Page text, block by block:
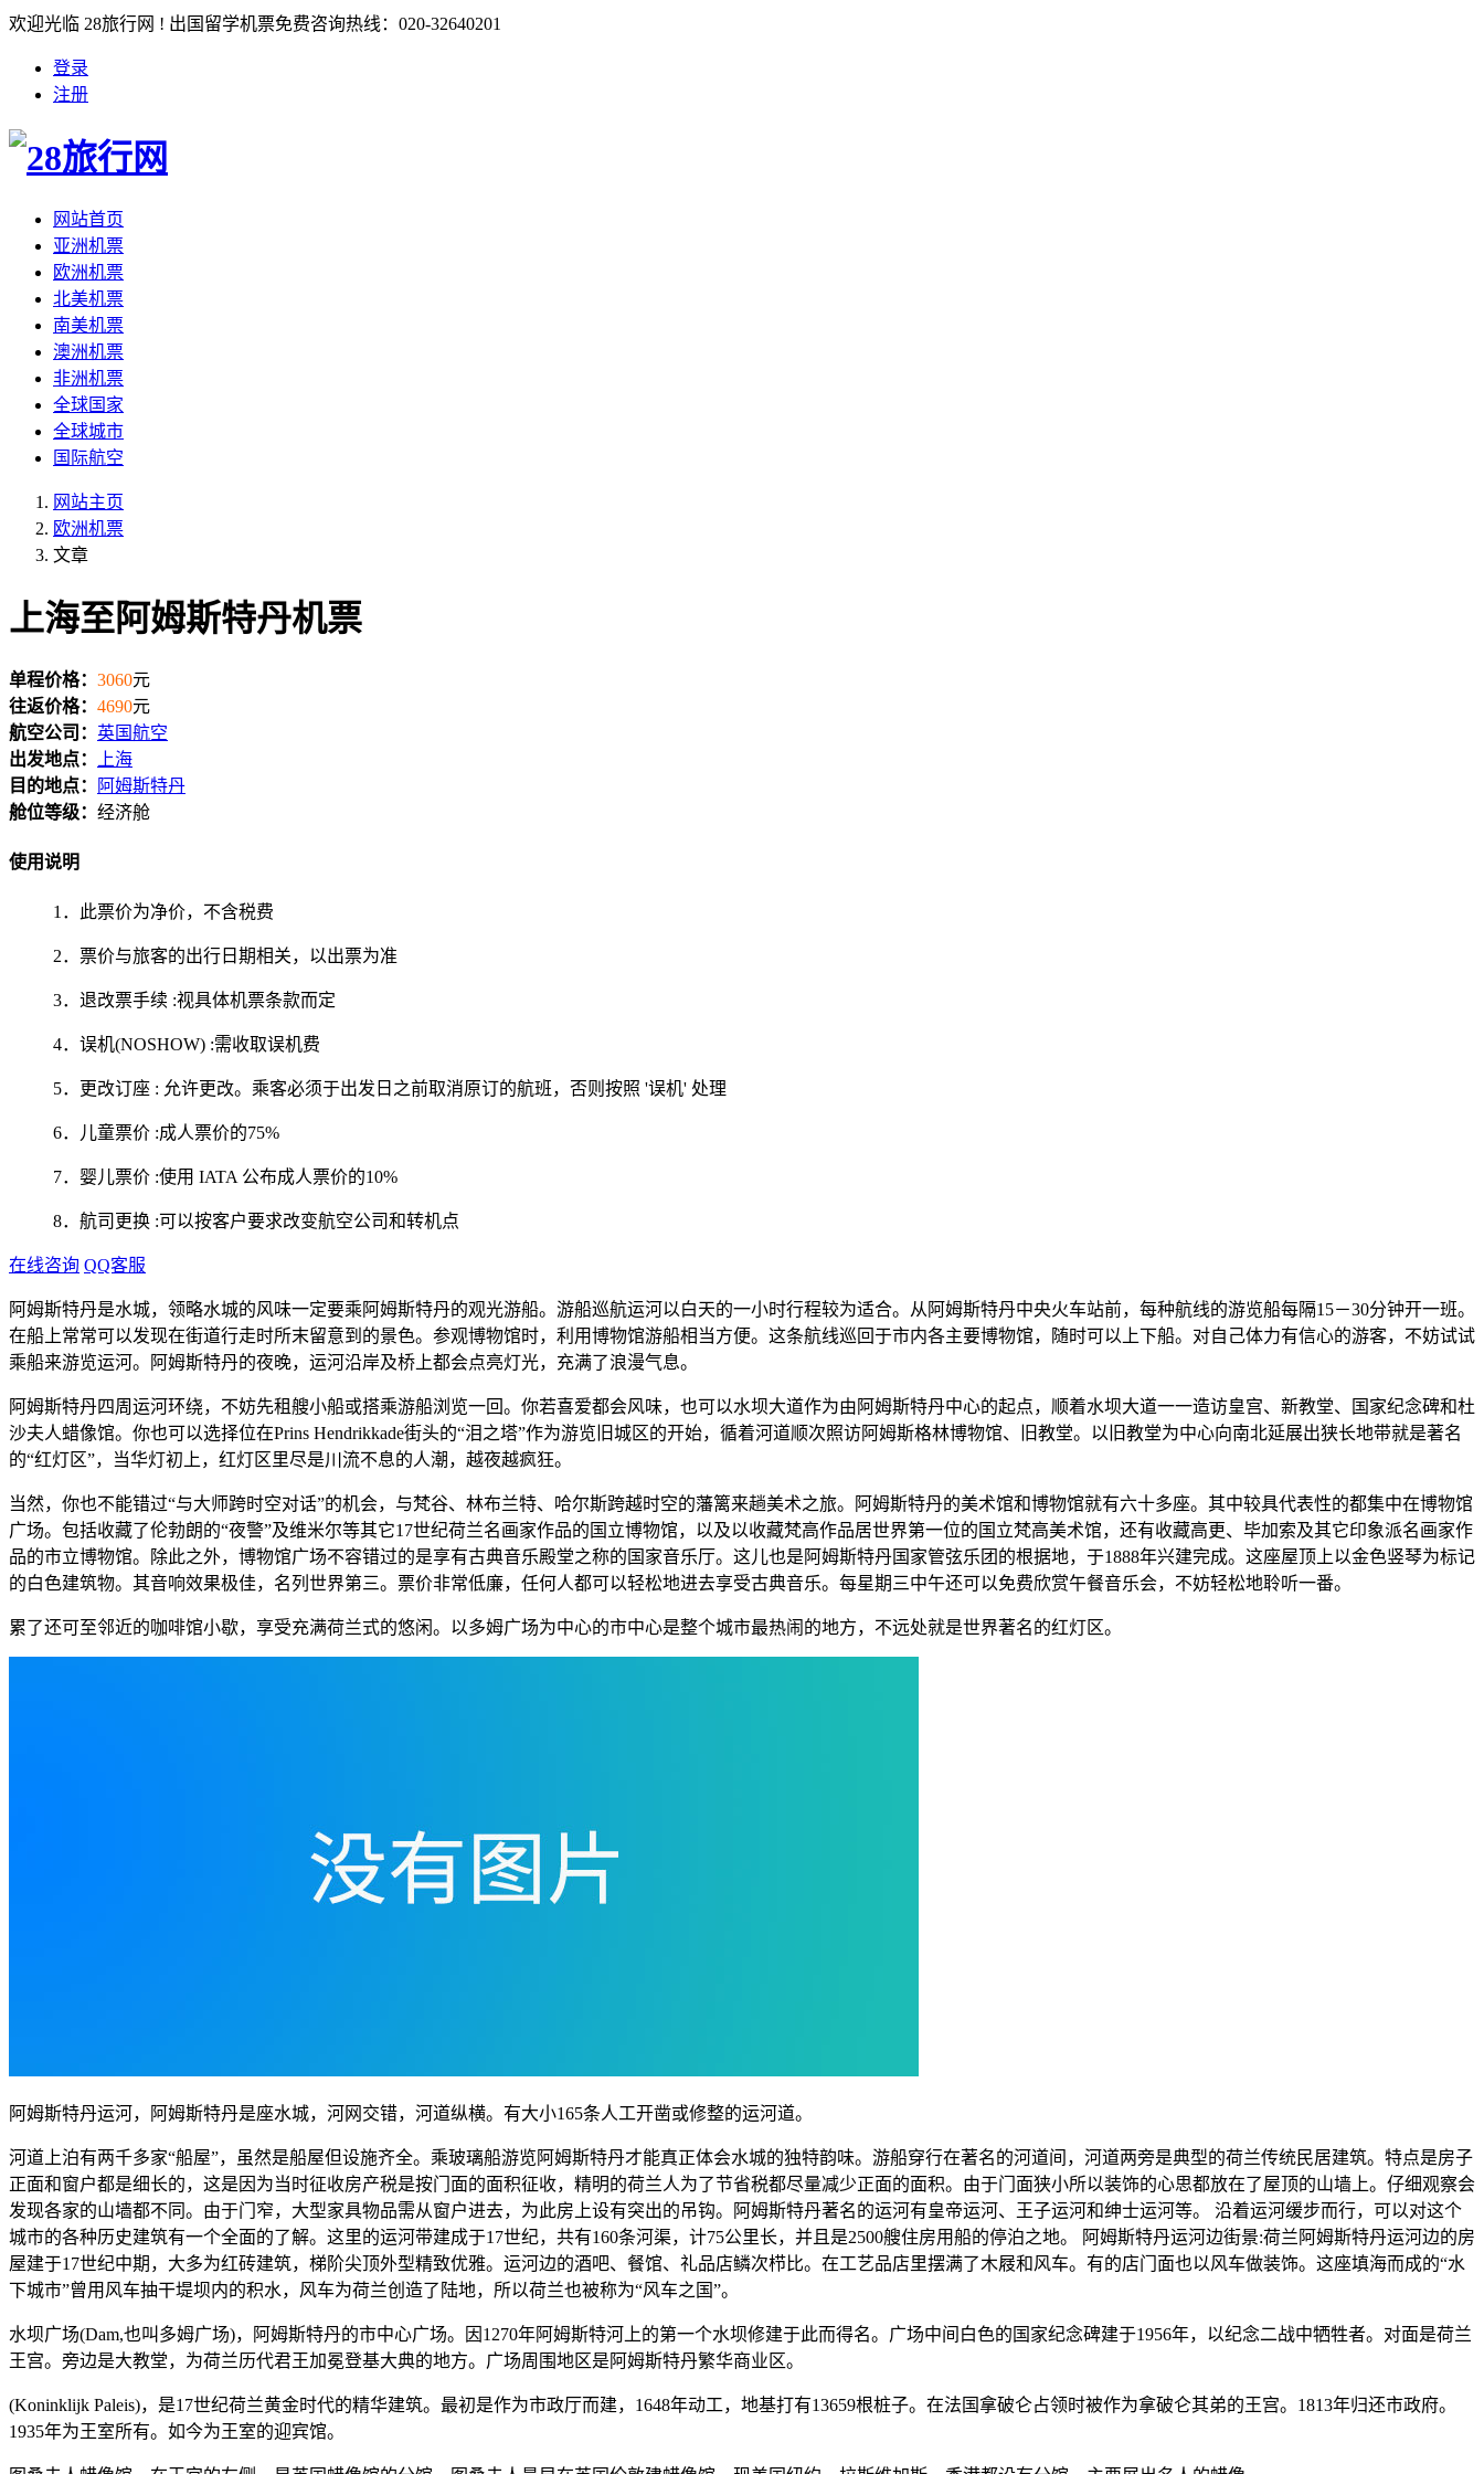
欢迎光临 28旅行网 ! 出国留学机票免费咨询热线：020-32640201
登录
注册
网站首页
亚洲机票
欧洲机票
北美机票
南美机票
澳洲机票
非洲机票
全球国家
全球城市
国际航空
网站主页
欧洲机票
文章
上海至阿姆斯特丹机票
单程价格： 3060元
往返价格： 4690元
航空公司： 英国航空
出发地点：
上海
目的地点：
阿姆斯特丹
舱位等级： 经济舱
使用说明
1．此票价为净价，不含税费
2．票价与旅客的出行日期相关，以出票为准
3．退改票手续 :视具体机票条款而定
4．误机(NOSHOW) :需收取误机费
5．更改订座 : 允许更改。乘客必须于出发日之前取消原订的航班，否则按照 '误机' 处理
6．儿童票价 :成人票价的75%
7．婴儿票价 :使用 IATA 公布成人票价的10%
8．航司更换 :可以按客户要求改变航空公司和转机点
在线咨询 QQ客服
阿姆斯特丹是水城，领略水城的风味一定要乘阿姆斯特丹的观光游船。游船巡航运河以白天的一小时行程较为适合。从阿姆斯特丹中央火车站前，每种航线的游览船每隔15－30分钟开一班。
在船上常常可以发现在街道行走时所末留意到的景色。参观博物馆时，利用博物馆游船相当方便。这条航线巡回于市内各主要博物馆，随时可以上下船。对自己体力有信心的游客，不妨试试
乘船来游览运河。阿姆斯特丹的夜晚，运河沿岸及桥上都会点亮灯光，充满了浪漫气息。
阿姆斯特丹四周运河环绕，不妨先租艘小船或搭乘游船浏览一回。你若喜爱都会风味，也可以水坝大道作为由阿姆斯特丹中心的起点，顺着水坝大道一一造访皇宫、新教堂、国家纪念碑和杜
沙夫人蜡像馆。你也可以选择位在Prins Hendrikkade街头的“泪之塔”作为游览旧城区的开始，循着河道顺次照访阿姆斯格林博物馆、旧教堂。以旧教堂为中心向南北延展出狭长地带就是著名
的“红灯区”，当华灯初上，红灯区里尽是川流不息的人潮，越夜越疯狂。
当然，你也不能错过“与大师跨时空对话”的机会，与梵谷、林布兰特、哈尔斯跨越时空的藩篱来趟美术之旅。阿姆斯特丹的美术馆和博物馆就有六十多座。其中较具代表性的都集中在博物馆
广场。包括收藏了伦勃朗的“夜警”及维米尔等其它17世纪荷兰名画家作品的国立博物馆，以及以收藏梵高作品居世界第一位的国立梵高美术馆，还有收藏高更、毕加索及其它印象派名画家作
品的市立博物馆。除此之外，博物馆广场不容错过的是享有古典音乐殿堂之称的国家音乐厅。这儿也是阿姆斯特丹国家管弦乐团的根据地，于1888年兴建完成。这座屋顶上以金色竖琴为标记
的白色建筑物。其音响效果极佳，名列世界第三。票价非常低廉，任何人都可以轻松地进去享受古典音乐。每星期三中午还可以免费欣赏午餐音乐会，不妨轻松地聆听一番。
累了还可至邻近的咖啡馆小歇，享受充满荷兰式的悠闲。以多姆广场为中心的市中心是整个城市最热闹的地方，不远处就是世界著名的红灯区。
阿姆斯特丹运河，阿姆斯特丹是座水城，河网交错，河道纵横。有大小165条人工开凿或修整的运河道。
河道上泊有两千多家“船屋”，虽然是船屋但设施齐全。乘玻璃船游览阿姆斯特丹才能真正体会水城的独特韵味。游船穿行在著名的河道间，河道两旁是典型的荷兰传统民居建筑。特点是房子
正面和窗户都是细长的，这是因为当时征收房产税是按门面的面积征收，精明的荷兰人为了节省税都尽量减少正面的面积。由于门面狭小所以装饰的心思都放在了屋顶的山墙上。仔细观察会
发现各家的山墙都不同。由于门窄，大型家具物品需从窗户进去，为此房上设有突出的吊钩。阿姆斯特丹著名的运河有皇帝运河、王子运河和绅士运河等。 沿着运河缓步而行，可以对这个
城市的各种历史建筑有一个全面的了解。这里的运河带建成于17世纪，共有160条河渠，计75公里长，并且是2500艘住房用船的停泊之地。 阿姆斯特丹运河边街景:荷兰阿姆斯特丹运河边的房
屋建于17世纪中期，大多为红砖建筑，梯阶尖顶外型精致优雅。运河边的酒吧、餐馆、礼品店鳞次栉比。在工艺品店里摆满了木屐和风车。有的店门面也以风车做装饰。这座填海而成的“水
下城市”曾用风车抽干堤坝内的积水，风车为荷兰创造了陆地，所以荷兰也被称为“风车之国”。
水坝广场(Dam,也叫多姆广场)，阿姆斯特丹的市中心广场。因1270年阿姆斯特河上的第一个水坝修建于此而得名。广场中间白色的国家纪念碑建于1956年，以纪念二战中牺牲者。对面是荷兰
王宫。旁边是大教堂，为荷兰历代君王加冕登基大典的地方。广场周围地区是阿姆斯特丹繁华商业区。
(Koninklijk Paleis)，是17世纪荷兰黄金时代的精华建筑。最初是作为市政厅而建，1648年动工，地基打有13659根桩子。在法国拿破仑占领时被作为拿破仑其弟的王宫。1813年归还市政府。
1935年为王室所有。如今为王室的迎宾馆。